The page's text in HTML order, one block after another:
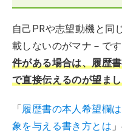
自己PRや志望動機と同
載しないのがマナ－です
件がある場合は、履歴
で直接伝えるのが望ま
「 履歴書の本人希望欄
象を与える書き方とは